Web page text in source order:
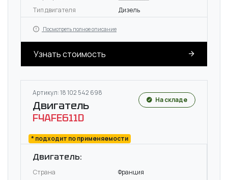
Тип двигателя
Дизель
Посмотреть полное описание
Узнать стоимость
Артикул: 18 102 542 698
Двигатель
F4AFE611D
* подходит по применяемости
На складе
Двигатель:
Страна
Франция